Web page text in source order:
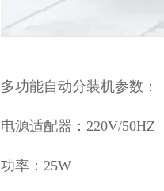
多功能自动分装机参数：
电源适配器：220V/50HZ
功率：25W